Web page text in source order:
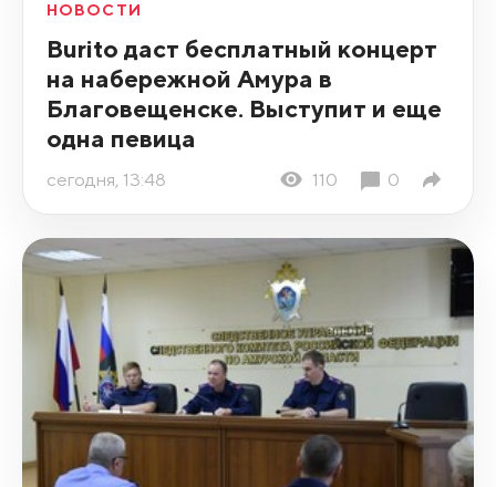
НОВОСТИ
Burito даст бесплатный концерт
на набережной Амура в
Благовещенске. Выступит и еще
одна певица
сегодня, 13:48 110 0